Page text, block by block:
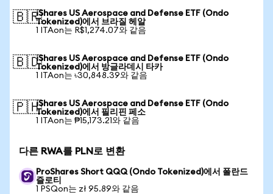
🇧🇷iShares US Aerospace and Defense ETF (Ondo
Tokenized)에서 브라질 헤알
1 ITAon는 R$1,274.07와 같음
🇧🇩iShares US Aerospace and Defense ETF (Ondo
Tokenized)에서 방글라데시 타카
1 ITAon는 ৳30,848.39와 같음
🇵🇭iShares US Aerospace and Defense ETF (Ondo
Tokenized)에서 필리핀 페소
1 ITAon는 ₱15,173.21와 같음
다른 RWA를 PLN로 변환
ProShares Short QQQ (Ondo Tokenized)에서 폴란드
즐로티
1 PSQon는 zł 95.89와 같음